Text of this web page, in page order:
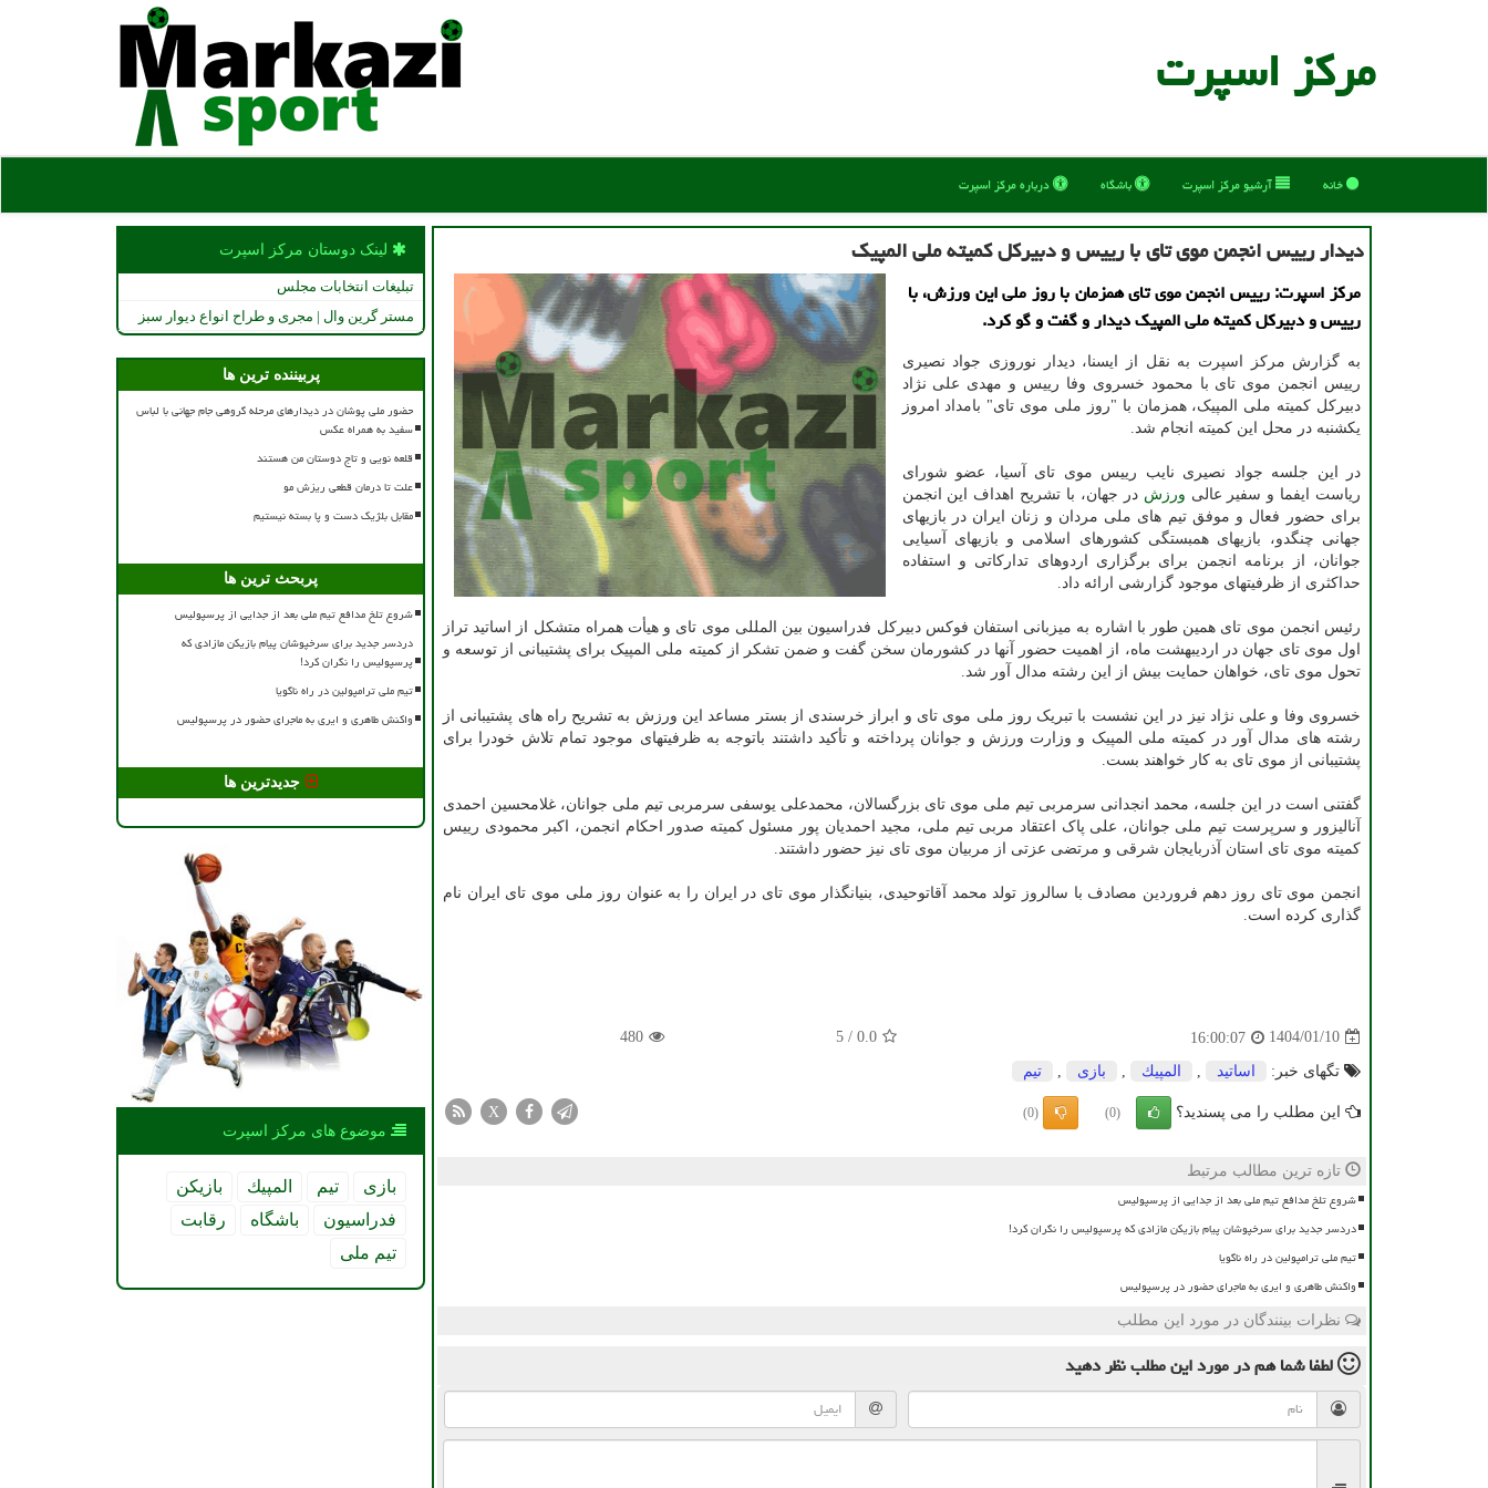
مركز اسپرت
خانه آرشیو مركز اسپرت باشگاه درباره مركز اسپرت
دیدار رییس انجمن موی تای با رییس و دبیرکل کمیته ملی المپیک
مرکز اسپرت: رییس انجمن موی تای همزمان با روز ملی این ورزش، با
رییس و دبیرکل کمیته ملی المپیک دیدار و گفت و گو کرد.
به گزارش مرکز اسپرت به نقل از ایسنا، دیدار نوروزی جواد نصیری
رییس انجمن موی تای با محمود خسروی وفا رییس و مهدی علی نژاد
دبیرکل کمیته ملی المپیک، همزمان با "روز ملی موی تای" بامداد امروز
یکشنبه در محل این کمیته انجام شد.
در این جلسه جواد نصیری نایب رییس موی تای آسیا، عضو شورای
ریاست ایفما و سفیر عالی ورزش در جهان، با تشریح اهداف این انجمن
برای حضور فعال و موفق تیم های ملی مردان و زنان ایران در بازیهای
جهانی چنگدو، بازیهای همبستگی کشورهای اسلامی و بازیهای آسیایی
جوانان، از برنامه انجمن برای برگزاری اردوهای تدارکاتی و استفاده
حداکثری از ظرفیتهای موجود گزارشی ارائه داد.
رئیس انجمن موی تای همین طور با اشاره به میزبانی استفان فوکس دبیرکل فدراسیون بین المللی موی تای و هیأت همراه متشکل از اساتید تراز
اول موی تای جهان در اردیبهشت ماه، از اهمیت حضور آنها در کشورمان سخن گفت و ضمن تشکر از کمیته ملی المپیک برای پشتیبانی از توسعه و
تحول موی تای، خواهان حمایت بیش از این رشته مدال آور شد.
خسروی وفا و علی نژاد نیز در این نشست با تبریک روز ملی موی تای و ابراز خرسندی از بستر مساعد این ورزش به تشریح راه های پشتیبانی از
رشته های مدال آور در کمیته ملی المپیک و وزارت ورزش و جوانان پرداخته و تأکید داشتند باتوجه به ظرفیتهای موجود تمام تلاش خودرا برای
پشتیبانی از موی تای به کار خواهند بست.
گفتنی است در این جلسه، محمد انجدانی سرمربی تیم ملی موی تای بزرگسالان، محمدعلی یوسفی سرمربی تیم ملی جوانان، غلامحسین احمدی
آنالیزور و سرپرست تیم ملی جوانان، علی پاک اعتقاد مربی تیم ملی، مجید احمدیان پور مسئول کمیته صدور احکام انجمن، اکبر محمودی رییس
کمیته موی تای استان آذربایجان شرقی و مرتضی عزتی از مربیان موی تای نیز حضور داشتند.
انجمن موی تای روز دهم فروردین مصادف با سالروز تولد محمد آقاتوحیدی، بنیانگذار موی تای در ایران را به عنوان روز ملی موی تای ایران نام
گذاری کرده است.
1404/01/10
16:00:07
0.0
/
5
480
تگهای خبر: اساتید المپیك بازی تیم
این مطلب را می پسندید؟ (0)
(0)
X
تازه ترین مطالب مرتبط
شروع تلخ مدافع تیم ملی بعد از جدایی از پرسپولیس
دردسر جدید برای سرخپوشان پیام بازیکن مازادی که پرسپولیس را نگران کرد!
تیم ملی ترامپولین در راه ناگویا
واکنش طاهری و ایری به ماجرای حضور در پرسپولیس
نظرات بینندگان در مورد این مطلب
لطفا شما همدر مورد این مطلبنظر دهید
لینک دوستان مركز اسپرت
تبلیغات انتخابات مجلس
مستر گرین وال | مجری و طراح انواع دیوار سبز
پربیننده ترین ها
حضور ملی پوشان در دیدارهای مرحله گروهی جام جهانی با لباس
سفید به همراه عکس
قلعه نویی و تاج دوستان من هستند
علت تا درمان قطعی ریزش مو
مقابل بلژیک دست و پا بسته نیستیم
پربحث ترین ها
شروع تلخ مدافع تیم ملی بعد از جدایی از پرسپولیس
دردسر جدید برای سرخپوشان پیام بازیکن مازادی که
پرسپولیس را نگران کرد!
تیم ملی ترامپولین در راه ناگویا
واکنش طاهری و ایری به ماجرای حضور در پرسپولیس
جدیدترین ها
موضوع های مركز اسپرت
بازی تیم المپیك
بازیكن
فدراسیون
باشگاه
رقابت
تیم ملی